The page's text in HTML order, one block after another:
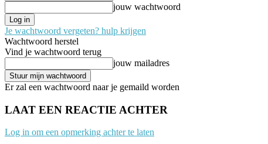
jouw wachtwoord
Je wachtwoord vergeten? hulp krijgen
Wachtwoord herstel
Vind je wachtwoord terug
jouw mailadres
Er zal een wachtwoord naar je gemaild worden
LAAT EEN REACTIE ACHTER
Log in om een opmerking achter te laten